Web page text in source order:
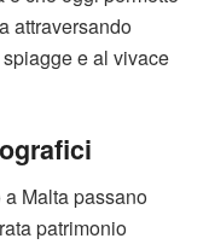
attraversando
e al vivace
Malta passano
patrimonio